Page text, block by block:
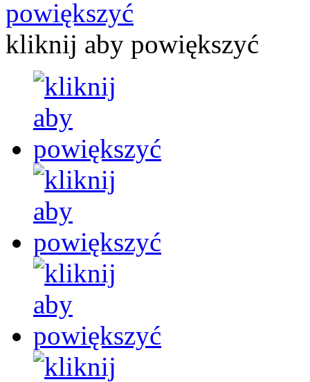
kliknij aby powiększyć